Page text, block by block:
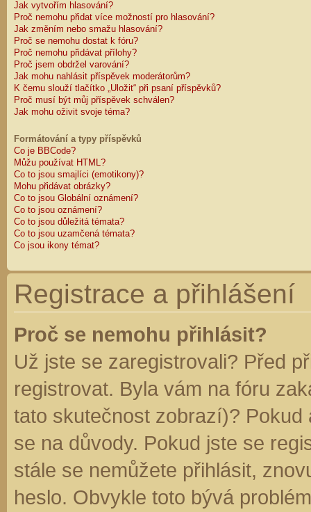
Jak vytvořím hlasování?
Proč nemohu přidat více možností pro hlasování?
Jak změním nebo smažu hlasování?
Proč se nemohu dostat k fóru?
Proč nemohu přidávat přílohy?
Proč jsem obdržel varování?
Jak mohu nahlásit příspěvek moderátorům?
K čemu slouží tlačítko „Uložit“ při psaní příspěvků?
Proč musí být můj příspěvek schválen?
Jak mohu oživit svoje téma?
Formátování a typy příspěvků
Co je BBCode?
Můžu používat HTML?
Co to jsou smajlíci (emotikony)?
Mohu přidávat obrázky?
Co to jsou Globální oznámení?
Co to jsou oznámení?
Co to jsou důležitá témata?
Co to jsou uzamčená témata?
Co jsou ikony témat?
Registrace a přihlášení
Proč se nemohu přihlásit?
Už jste se zaregistrovali? Před
registrovat. Byla vám na fóru
tato skutečnost zobrazí)?
se na důvody. Pokud jste se
stále se nemůžete přihlásit,
heslo. Obvykle toto bývá